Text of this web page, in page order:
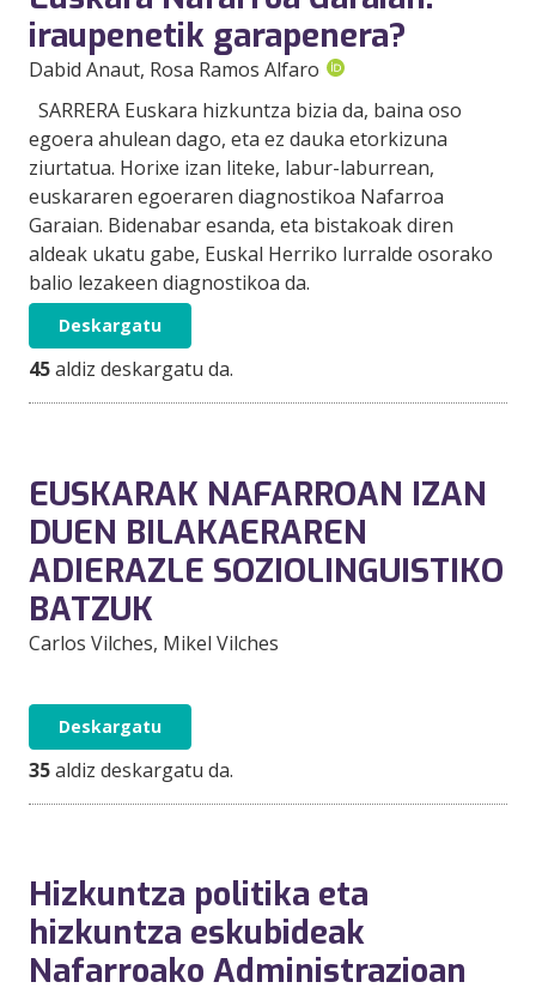
iraupenetik garapenera?
Dabid Anaut, Rosa Ramos Alfaro
SARRERA Euskara hizkuntza bizia da, baina oso
egoera ahulean dago, eta ez dauka etorkizuna
ziurtatua. Horixe izan liteke, labur-laburrean,
euskararen egoeraren diagnostikoa Nafarroa
Garaian. Bidenabar esanda, eta bistakoak diren
aldeak ukatu gabe, Euskal Herriko lurralde osorako
balio lezakeen diagnostikoa da.
Deskargatu
45aldiz deskargatu da.
EUSKARAK NAFARROAN IZAN
DUEN BILAKAERAREN
ADIERAZLE SOZIOLINGUISTIKO
BATZUK
Carlos Vilches, Mikel Vilches
Deskargatu
35aldiz deskargatu da.
Hizkuntza politika eta
hizkuntza eskubideak
Nafarroako Administrazioan